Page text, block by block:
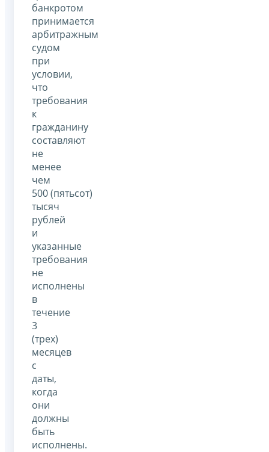
банкротом
принимается
арбитражным
судом
при
условии,
что
требования
к
гражданину
составляют
не
менее
чем
500 (пятьсот)
тысяч
рублей
и
указанные
требования
не
исполнены
в
течение
3
(трех)
месяцев
с
даты,
когда
они
должны
быть
исполнены.